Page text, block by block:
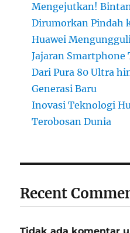
Mengejutkan!
Dirumorkan Pindah
Huawei
Jajaran
Dari Pura 80 Ultra
Generasi Baru
Inovasi Teknologi
Terobosan Dunia
Recent